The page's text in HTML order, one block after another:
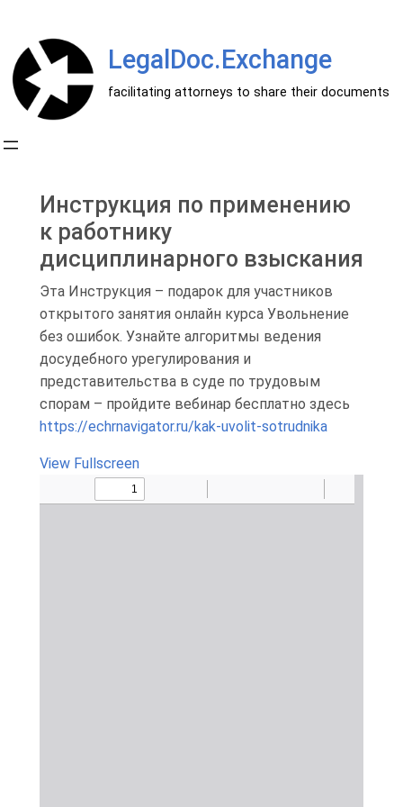
содержимому
LegalDoc.Exchange
facilitating attorneys to share their documents
Инструкция по применению
к работнику
дисциплинарного взыскания
Эта Инструкция – подарок для участников
открытого занятия онлайн курса Увольнение
без ошибок. Узнайте алгоритмы ведения
досудебного урегулирования и
представительства в суде по трудовым
спорам – пройдите вебинар бесплатно здесь
https://echrnavigator.ru/kak-uvolit-sotrudnika
View Fullscreen